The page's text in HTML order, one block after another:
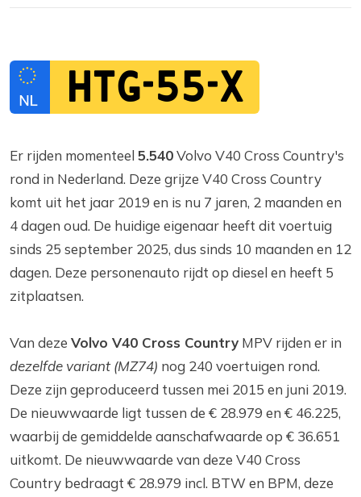
HTG-55-X
Er rijden momenteel 5.540Volvo V40 Cross Country's
rond in Nederland. Deze grijze V40 Cross Country
komt uit het jaar 2019 en is nu 7 jaren, 2 maanden en
4 dagen oud. De huidige eigenaar heeft dit voertuig
sinds 25 september 2025, dus sinds 10 maanden en 12
dagen. Deze personenauto rijdt op diesel en heeft 5
zitplaatsen.
Van deze Volvo V40 Cross Country MPV rijden er in
dezelfde variant (MZ74) nog 240 voertuigen rond.
Deze zijn geproduceerd tussen mei 2015 en juni 2019.
De nieuwwaarde ligt tussen de € 28.979 en € 46.225,
waarbij de gemiddelde aanschafwaarde op € 36.651
uitkomt. De nieuwwaarde van deze V40 Cross
Country bedraagt € 28.979 incl. BTW en BPM, deze